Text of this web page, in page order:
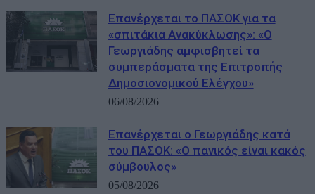
Επανέρχεται το ΠΑΣΟΚ για τα
«σπιτάκια Ανακύκλωσης»: «Ο
Γεωργιάδης αμφισβητεί τα
συμπεράσματα της Επιτροπής
Δημοσιονομικού Ελέγχου»
06/08/2026
Επανέρχεται ο Γεωργιάδης κατά
του ΠΑΣΟΚ: «Ο πανικός είναι κακός
σύμβουλος»
05/08/2026